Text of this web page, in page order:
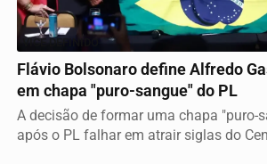
VICE DEFINIDO
Flávio Bolsonaro define Alfredo
em chapa "puro-sangue" do PL
A decisão de formar uma chapa "puro-
após o PL falhar em atrair siglas do